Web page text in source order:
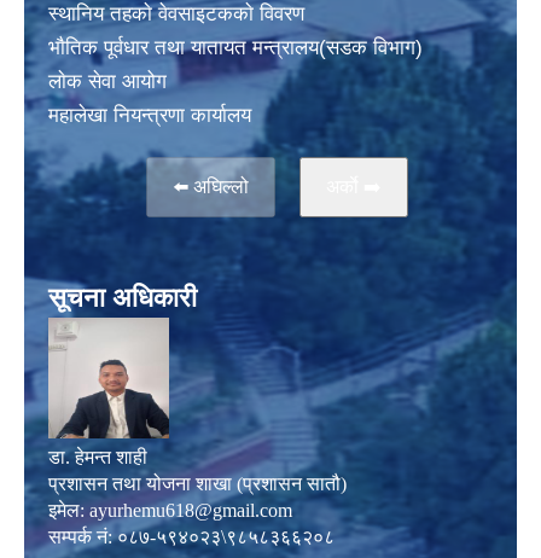
स्थानिय तहकाे वेवसाइटककाे विवरण
भाैतिक पूर्वधार तथा यातायत मन्त्रालय(सडक विभाग)
लाेक सेवा आयोग
महालेखा नियन्त्रणा कार्यालय
⬅️ अघिल्लो
सूचना अधिकारी
डा. हेमन्त शाही
प्रशासन तथा योजना शाखा (प्रशासन सातौ)
इमेल: ayurhemu618@gmail.com
सम्पर्क नं: ०८७-५९४०२३\९८५८३६६२०८